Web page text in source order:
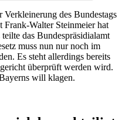
des Bundestags
Frank-Walter Steinmeier hat
das Bundespräsidialamt
muss nun nur noch im
Es steht allerdings bereits
überprüft werden wird.
will klagen.